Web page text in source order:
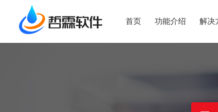
首页 功能介绍 解决